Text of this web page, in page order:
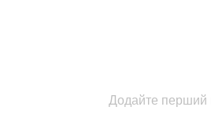
Додайте перший